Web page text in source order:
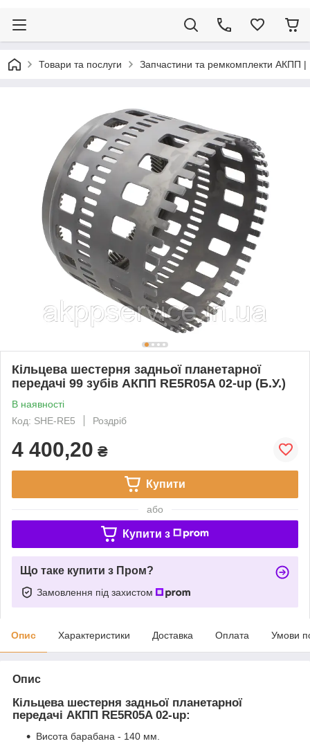
Товари та послуги Запчастини та ремкомплекти АКПП |
Кільцева шестерня задньої планетарної
передачі 99 зубів АКПП RE5R05A 02-up (Б.У.)
В наявності
Код: SHE-RE5
Роздріб
4 400,20 ₴
Купити
або
Купити з
Що таке купити з Пром?
Замовлення під захистом
Опис Характеристики Доставка Оплата Умови
Опис
Кільцева шестерня задньої планетарної
передачі АКПП RE5R05A 02-up:
Висота барабана - 140 мм.